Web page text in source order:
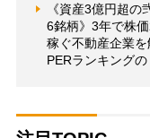
《資産3億円超の
6銘柄》3年で株
稼ぐ不動産企業
PERランキングの